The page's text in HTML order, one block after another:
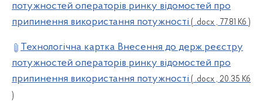
потужностей операторів ринку відомостей про
припинення використання потужності ( .docx , 77.81 Кб )
Технологічна картка Внесення до держ реєстру
потужностей операторів ринку відомостей про
припинення використання потужності ( .docx , 20.35 Кб
)